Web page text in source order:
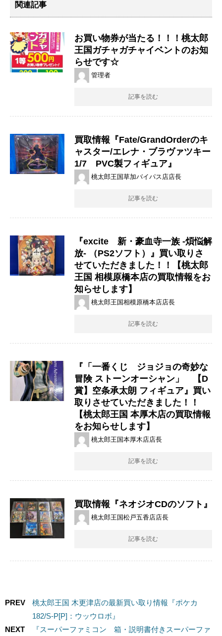
関連記事
お買い物券が当たる！！！桃太郎
王国ガチャガチャイベントのお知
らせです☆
管理者
記事を読む
買取情報『Fate/GrandOrderのキ
ャスター/エレナ・ブラヴァツキー
​1/7 PVC製フィギュア』
桃太郎王国草加バイパス店店長
記事を読む
『excite 新・豪血寺一族 ​-煩悩解
放- （PS2ソフト）』買い取りさ
せていただきました！！【桃太郎
王国 相模原橋本店の買取情報をお
知らせします】
桃太郎王国相模原橋本店店長
記事を読む
『「一番くじ ジョジョの奇妙な
冒険 ストーンオーシャン」 【D
賞】空条承太朗 フィギュア』買い
取りさせていただきました！！
【桃太郎王国 本厚木店の買取情報
をお知らせします】
桃太郎王国本厚木店店長
記事を読む
買取情報『ネオジオCDのソフト』
桃太郎王国松戸五香店店長
記事を読む
PREV
桃太郎王国 木更津店の最新買い取り情報『ポケカ
182/S-P[P]：ウッウロボ』
NEXT
『スーパーファミコン 箱・説明書付きスーパーファ